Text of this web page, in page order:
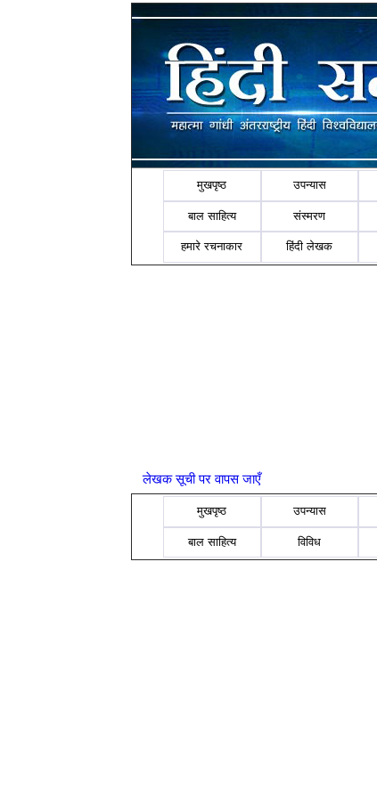
मुखपृष्ठ उपन्यास
बाल साहित्य संस्मरण
हमारे रचनाकार हिंदी लेखक
लेखक सूची पर वापस जाएँ
मुखपृष्ठ उपन्यास
बाल साहित्य विविध